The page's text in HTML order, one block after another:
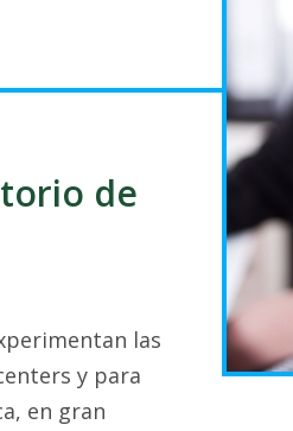
de
las
y para
en gran